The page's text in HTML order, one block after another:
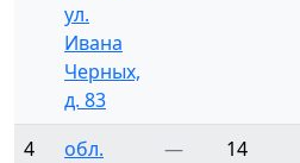
ул.
Ивана
Черных,
д. 83
4
обл.
— 14